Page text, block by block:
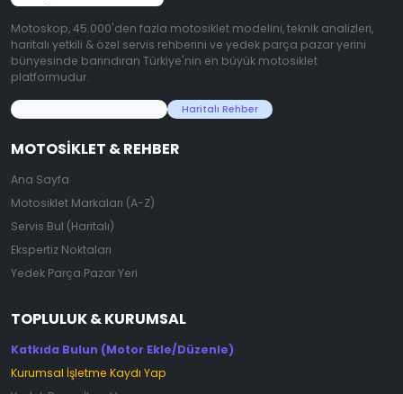
Motoskop, 45.000'den fazla motosiklet modelini, teknik analizleri,
haritalı yetkili & özel servis rehberini ve yedek parça pazar yerini
bünyesinde barındıran Türkiye'nin en büyük motosiklet
platformudur.
Haritalı Rehber
MOTOSIKLET & REHBER
Ana Sayfa
Motosiklet Markaları (A-Z)
Servis Bul (Haritalı)
Ekspertiz Noktaları
Yedek Parça Pazar Yeri
TOPLULUK & KURUMSAL
Katkıda Bulun (Motor Ekle/Düzenle)
Kurumsal İşletme Kaydı Yap